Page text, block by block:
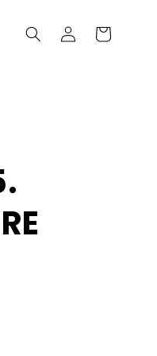
ConnexionPanier